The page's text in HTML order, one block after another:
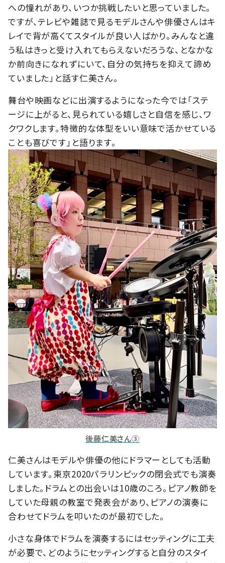
への憧れがあり、いつか挑戦したいと思っていました。
ですが、テレビや雑誌で見るモデルさんや俳優さんはキ
レイで背が高くてスタイルが良い人ばかり。みんなと違
う私はきっと受け入れてもらえないだろうな、となかな
か前向きになれずにいて、自分の気持ちを抑えて諦め
ていました」と話す仁美さん。
舞台や映画などに出演するようになった今では「ステ
ージに上がると、見られている嬉しさと自信を感じ、ワ
クワクします。特徴的な体型をいい意味で活かせている
ことも喜びです」と語ります。
後藤仁美さん③
仁美さんはモデルや俳優の他にドラマーとしても活動
しています。東京2020パラリンピックの閉会式でも演奏
しました。ドラムとの出会いは10歳のころ。ピアノ教師を
していた母親の教室で発表会があり、ピアノの演奏に
合わせてドラムを叩いたのが最初でした。
小さな身体でドラムを演奏するにはセッティングに工夫
が必要で、どのようにセッティングすると自分のスタイ